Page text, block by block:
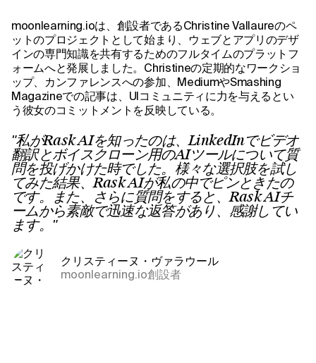
moonlearning.ioは、創設者であるChristine Vallaureのペ
ットのプロジェクトとして始まり、ウェブとアプリのデザ
インの専門知識を共有するためのフルタイムのプラットフ
ォームへと発展しました。Christineの定期的なワークショ
ップ、カンファレンスへの参加、MediumやSmashing
Magazineでの記事は、UIコミュニティに力を与えるとい
う彼女のコミットメントを反映している。
"私がRask AIを知ったのは、LinkedInでビデオ
翻訳とボイスクローン用のAIツールについて質
問を投げかけた時でした。様々な選択肢を試し
てみた結果、Rask AIが私の中でピンときたの
です。また、さらに質問をすると、Rask AIチ
ームから素敵で迅速な返答があり、感謝してい
ます。"
クリスティーヌ・ヴァラウール
moonlearning.io創設者